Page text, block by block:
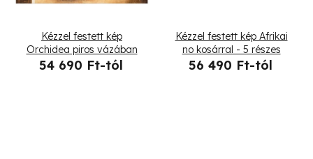
Kézzel festett kép
Orchidea piros vázában
54 690 Ft-tól
Kézzel festett kép Afrikai
no kosárral - 5 részes
56 490 Ft-tól